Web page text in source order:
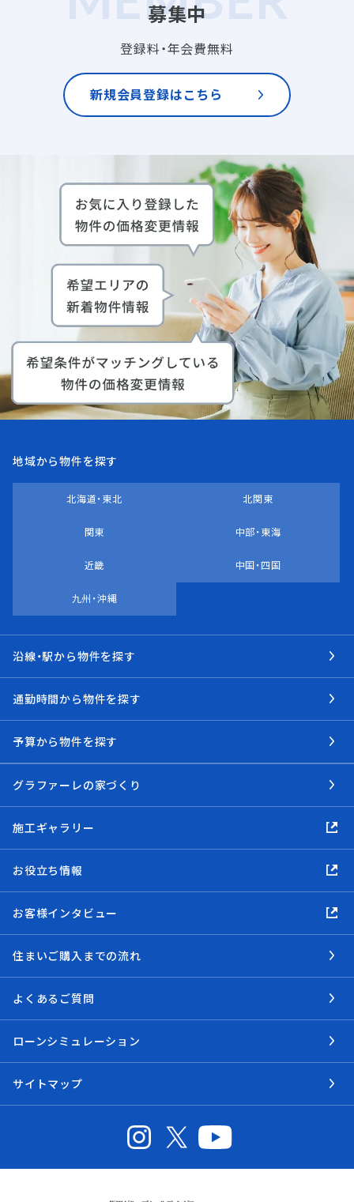
募集中
登録料・年会費無料
新規会員登録はこちら
地域から物件を探す
北海道・東北 北関東
関東 中部・東海
近畿 中国・四国
九州・沖縄
沿線・駅から物件を探す
通勤時間から物件を探す
予算から物件を探す
グラファーレの家づくり
施工ギャラリー
お役立ち情報
お客様インタビュー
住まいご購入までの流れ
よくあるご質問
ローンシミュレーション
サイトマップ